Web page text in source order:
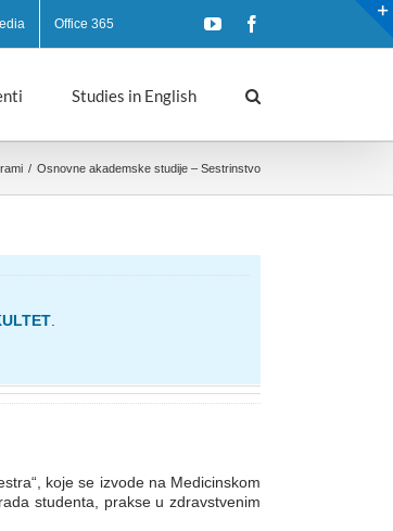
Office 365 YouTube
Studies in English
/ Osnovne akademske studije – Sestrinstvo
koje se izvode na Medicinskom
studenta, prakse u zdravstvenim